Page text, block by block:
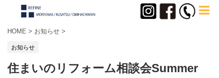
HOME > お知らせ >
お知らせ
住まいのリフォーム相談会Summer